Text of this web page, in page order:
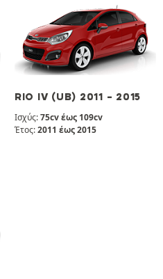
RIO IV (UB) 2011 - 2015
Ισχύς:75cv έως 109cv
Έτος:2011 έως 2015